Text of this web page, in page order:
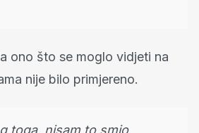
ono što se moglo vidjeti na
nije bilo primjereno.
toga, nisam to smio